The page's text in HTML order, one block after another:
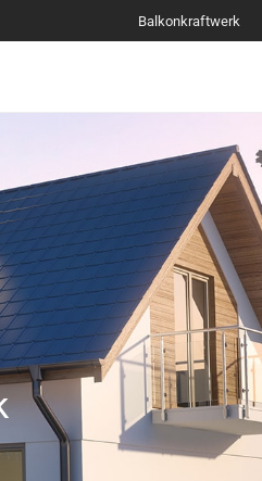
Balkonkraftwerk